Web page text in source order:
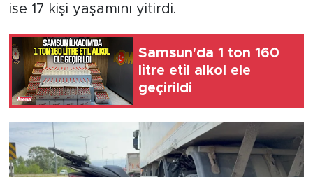
ise 17 kişi yaşamını yitirdi.
Samsun'da 1 ton 160
litre etil alkol ele
geçirildi